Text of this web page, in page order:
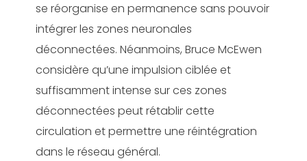
se réorganise en permanence sans pouvoir
intégrer les zones neuronales
déconnectées. Néanmoins, Bruce McEwen
considère qu’une impulsion ciblée et
suffisamment intense sur ces zones
déconnectées peut rétablir cette
circulation et permettre une réintégration
dans le réseau général.